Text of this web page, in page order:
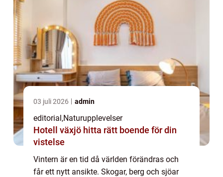
03 juli 2026 admin
editorial,Naturupplevelser
Hotell växjö hitta rätt boende för din
vistelse
Vintern är en tid då världen förändras och
får ett nytt ansikte. Skogar, berg och sjöar